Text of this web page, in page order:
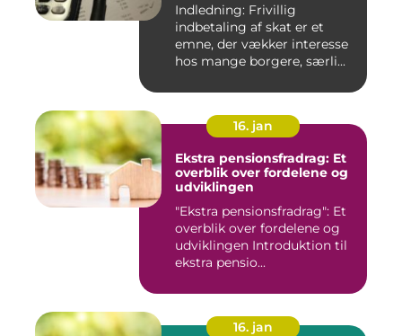
Indledning: Frivillig
indbetaling af skat er et
emne, der vækker interesse
hos mange borgere, særli...
16. jan
Ekstra pensionsfradrag: Et
overblik over fordelene og
udviklingen
"Ekstra pensionsfradrag": Et
overblik over fordelene og
udviklingen Introduktion til
ekstra pensio...
16. jan